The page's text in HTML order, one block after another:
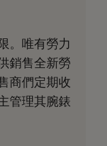
。唯有勞力
銷售全新勞
商們定期收
管理其腕錶